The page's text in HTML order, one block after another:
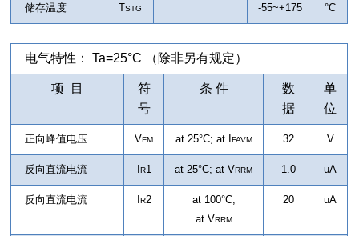
储存温度 TSTG -55~+175 °C
电气特性： Ta=25°C （除非另有规定）
项 目
符
号
条 件
数
据
单
位
正向峰值电压 VFM at 25°C; at I FAVM 32 V
反向直流电流 R1 at 25°C; atVRRM 1.0 uA
反向直流电流 R2
at 100°C;
at VRRM
20 uA